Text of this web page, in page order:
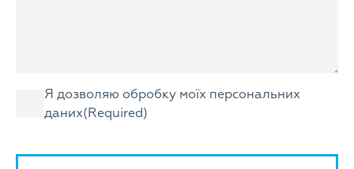
ConsentЯ дозволяю обробку моїх персональних
даних(Required)